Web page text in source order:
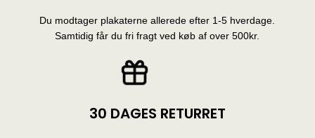
Du modtager plakaterne allerede efter 1-5 hverdage.
Samtidig får du fri fragt ved køb af over 500kr.
30 DAGES RETURRET